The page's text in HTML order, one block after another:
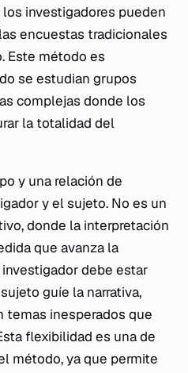
investigadores pueden
encuestas tradicionales
Este método es
se estudian grupos
complejas donde los
la totalidad del
y una relación de
y el sujeto. No es un
donde la interpretación
que avanza la
debe estar
guíe la narrativa,
temas inesperados que
flexibilidad es una de
método, ya que permite